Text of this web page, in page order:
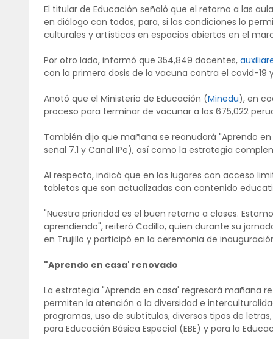
El titular de Educación señaló que el retorno a las
en diálogo con todos, para, si las condiciones lo
culturales y artísticas en espacios abiertos en el
Por otro lado, informó que 354,849 docentes,
con la primera dosis de la vacuna contra el covid-19
Anotó que el Ministerio de Educación (Minedu), en
proceso para terminar de vacunar a los 675,022
También dijo que mañana se reanudará "Aprendo
señal 7.1 y Canal IPe), así como la estrategia
Al respecto, indicó que en los lugares con acceso
tabletas que son actualizadas con contenido
"Nuestra prioridad es el buen retorno a clases.
aprendiendo", reiteró Cadillo, quien durante su
en Trujillo y participó en la ceremonia de
"Aprendo en casa' renovado
La estrategia "Aprendo en casa' regresará mañana
permiten la atención a la diversidad e
programas, uso de subtítulos, diversos tipos de
para Educación Básica Especial (EBE) y para la